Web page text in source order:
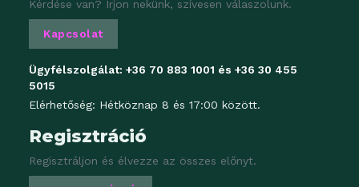
Kérdése van? Írjon nekünk, szívesen válaszolunk.
Kapcsolat
Ügyfélszolgálat: +36 70 883 1001 és +36 30 455
5015
Elérhetőség: Hétköznap 8 és 17:00 között.
Regisztráció
Regisztráljon és élvezze az összes előnyt.